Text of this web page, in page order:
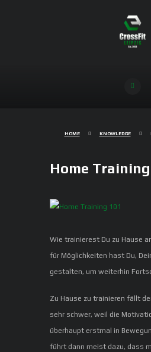
HOME KNOWLEDGE
Home
Wie trainierest Du zu Hause
für Möglichkeiten hast Du,
gestalten, um weiterhin
Zu Hause zu trainieren fällt
sehr schwer, weil die
überhaupt erstmal in
führt dann meist dazu, dass